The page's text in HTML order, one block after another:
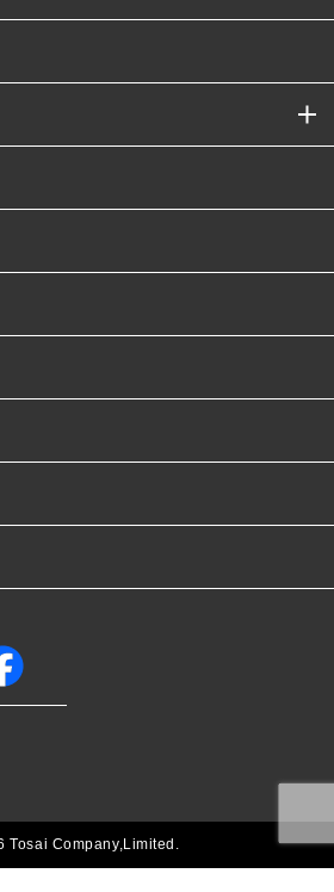
Tosai Company,Limited.